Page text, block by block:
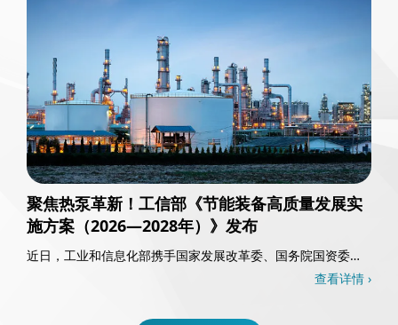
聚焦热泵革新！工信部《节能装备高质量发展实
施方案（2026—2028年）》发布
近日，工业和信息化部携手国家发展改革委、国务院国资委以
查看详情 ›